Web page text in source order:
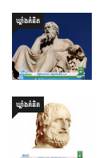
ឃ្លាំង​គំនិត
ឃ្លាំង​គំនិត